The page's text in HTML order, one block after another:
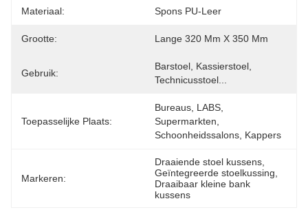
Materiaal: Spons PU-Leer
Grootte: Lange 320 Mm X 350 Mm
Gebruik:
Barstoel, Kassierstoel,
Technicusstoel...
Toepasselijke Plaats:
Bureaus, LABS,
Supermarkten,
Schoonheidssalons, Kappers
Markeren:
Draaiende stoel kussens
Geïntegreerde stoelkussing
Draaibaar kleine bank
kussens